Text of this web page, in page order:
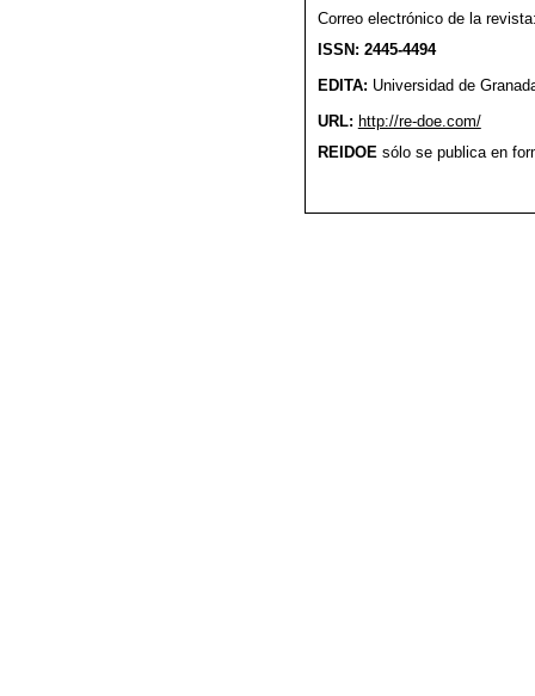
Correo electrónico de la
ISSN: 2445-4494
EDITA: Universidad de
URL: http://re-doe.com/
REIDOEsólo se publica en